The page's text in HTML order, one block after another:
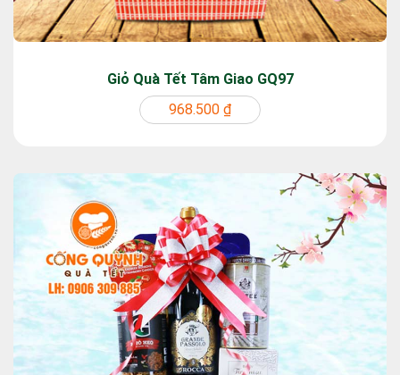
Giỏ Quà Tết Tâm Giao GQ97
968.500 ₫